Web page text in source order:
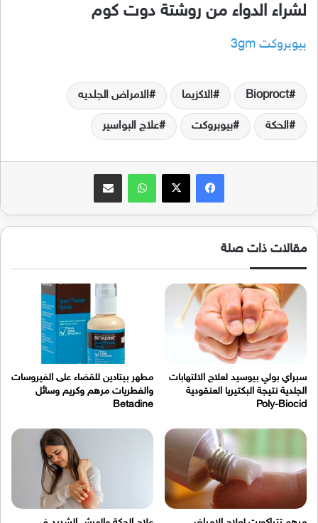
لشراء الدواء من روشتة دوت كوم
بيوبروكت 3gm
Bioproct الاكزيما الامراض الجلديه
الحكة بيوبروكت علاج البواسير
فيسبوك واتساب
مقالات ذات صلة
سبراي بولي بيوسيد لعلاج الالتهابات
الجلدية نتيجة البكتيريا العنقودية
Poly-Biocid
مطهر بيتادين للقضاء على الفيروسات
والفطريات مرهم وكريم وسائل
Betadine